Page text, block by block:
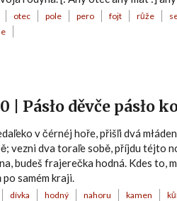
otec pole pero fojt růže
| Pásło děvče pásło
v čérnéj hoře, přišľi dvá
vezni dva toraľe sobě, příjdu téjto
budeš frajerečka hodná. Kdes to,
po samém kraji.
dívka hodný nahoru kamen